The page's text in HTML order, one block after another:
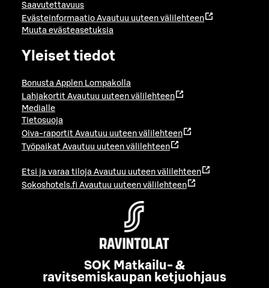
Saavutettavuus
Evästeinformaatio Avautuu uuteen välilehteen
Muuta evästeasetuksia
Yleiset tiedot
Bonusta Applen Lompakolla
Lahjakortit Avautuu uuteen välilehteen
Medialle
Tietosuoja
Oiva-raportit Avautuu uuteen välilehteen
Työpaikat Avautuu uuteen välilehteen
Etsi ja varaa tiloja Avautuu uuteen välilehteen
Sokoshotels.fi Avautuu uuteen välilehteen
SOK Matkailu- &
ravitsemiskaupan ketjuohjaus